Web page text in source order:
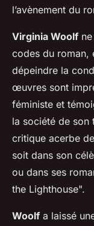
l’avènement du
Virginia Woolf
codes du roman,
dépeindre la
œuvres sont
féministe et
la société de son
critique acerbe
soit dans son
ou dans ses
the Lighthouse".
Woolf a laissé